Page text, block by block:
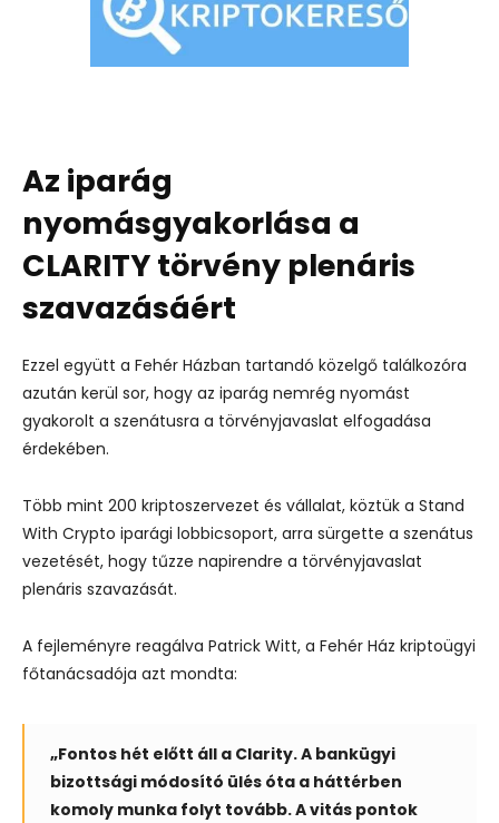
Az iparág
nyomásgyakorlása a
CLARITY törvény plenáris
szavazásáért
Ezzel együtt a Fehér Házban tartandó közelgő találkozóra
azután kerül sor, hogy az iparág nemrég nyomást
gyakorolt a szenátusra a törvényjavaslat elfogadása
érdekében.
Több mint 200 kriptoszervezet és vállalat, köztük a Stand
With Crypto iparági lobbicsoport, arra sürgette a szenátus
vezetését, hogy tűzze napirendre a törvényjavaslat
plenáris szavazását.
A fejleményre reagálva Patrick Witt, a Fehér Ház kriptoügyi
főtanácsadója azt mondta:
„Fontos hét előtt áll a Clarity. A bankügyi
bizottsági módosító ülés óta a háttérben
komoly munka folyt tovább. A vitás pontok